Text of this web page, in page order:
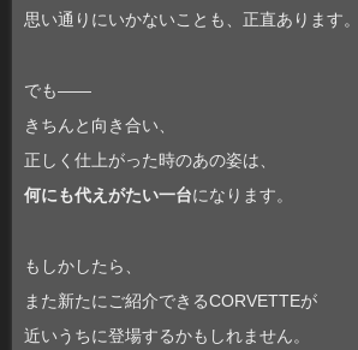
思い通りにいかないことも、正直あります。
でも――
きちんと向き合い、
正しく仕上がった時のあの姿は、
何にも代えがたい一台になります。
もしかしたら、
また新たにご紹介できるCORVETTEが
近いうちに登場するかもしれません。